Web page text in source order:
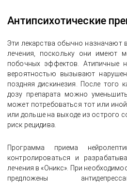
Антипсихотические
Эти лекарства обычно назначают
лечения, поскольку они имеют
побочных эффектов. Атипичные
вероятностью вызывают
поздняя дискинезия. После того
дозу препарата можно
может потребоваться тот или
или дольше на выходе из острого
риск рецидива.
Программа приема
контролироваться и
лечения в «Оникс». При
предложены